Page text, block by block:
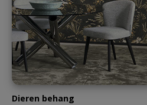
Dieren behang